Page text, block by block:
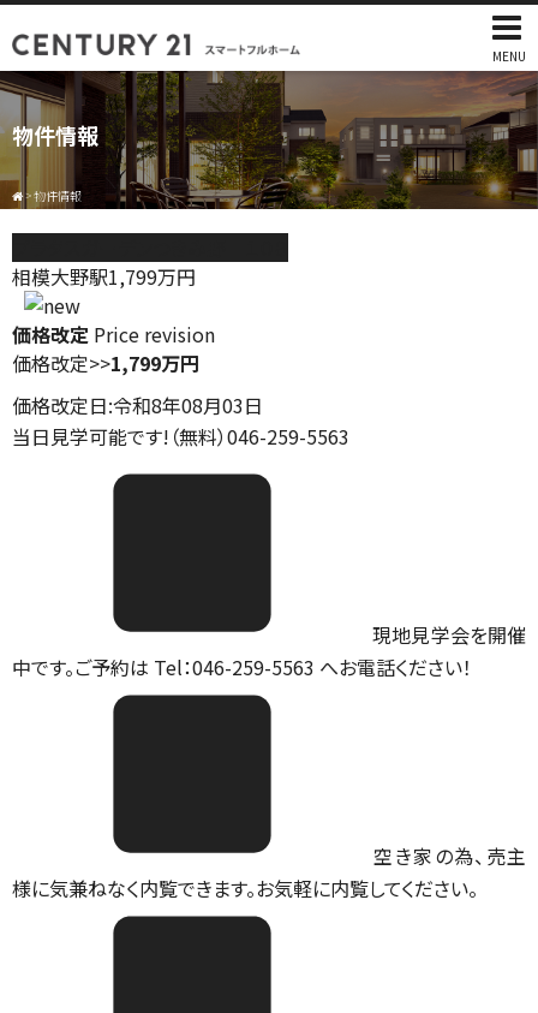
MENU
物件情報
>物件情報
相模大野駅1,799万円
価格改定 Price revision
価格改定>>1,799万円
価格改定日:令和8年08月03日
当日見学可能です!（無料）046-259-5563
現地見学会を開催
中です。ご予約は Tel：046-259-5563 へお電話ください！
空き家の為、売主
様に気兼ねなく内覧できます。お気軽に内覧してください。